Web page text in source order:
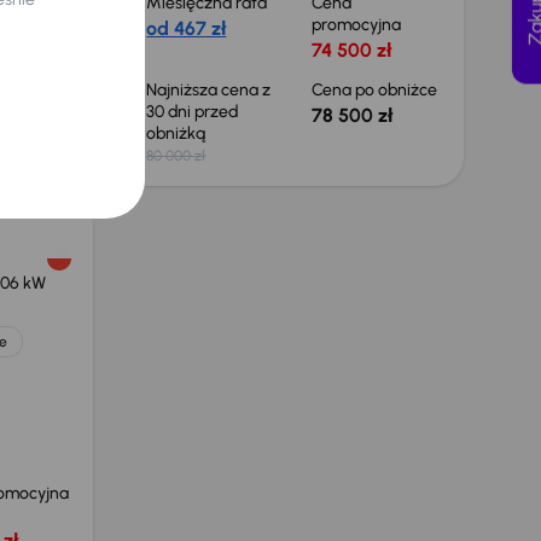
od 467 zł
promocyjna
74 500 zł
Najniższa cena z
30 dni przed
obniżką
80 000 zł
Cena po obniżce
78 500 zł
kW